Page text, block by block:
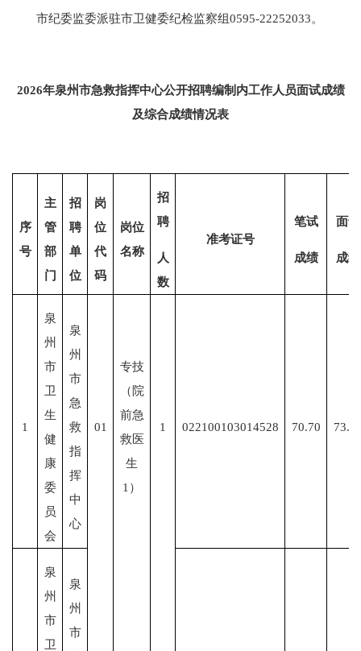
市纪委监委派驻市卫健委纪检监察组0595-22252033。
2026年泉州市急救指挥中心公开招聘编制内工作人员面试成绩
及综合成绩情况表
序
号
主
管
部
门
招
聘
单
位
岗
位
代
码
岗位
名称
招
聘
人
数
准考证号
笔试
成绩
面试
成绩
1
泉
州
市
卫
生
健
康
委
员
会
泉
州
市
急
救
指
挥
中
心
01
专技
（院
前急
救医
生
1）
1 022100103014528 70.70
泉
州
市
卫
泉
州
市